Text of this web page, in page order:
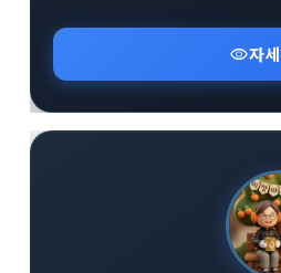
신속한 분석을 만나볼 수 있는 경제
visibility자